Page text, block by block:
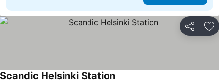
Jaa
Scandic Helsinki Station